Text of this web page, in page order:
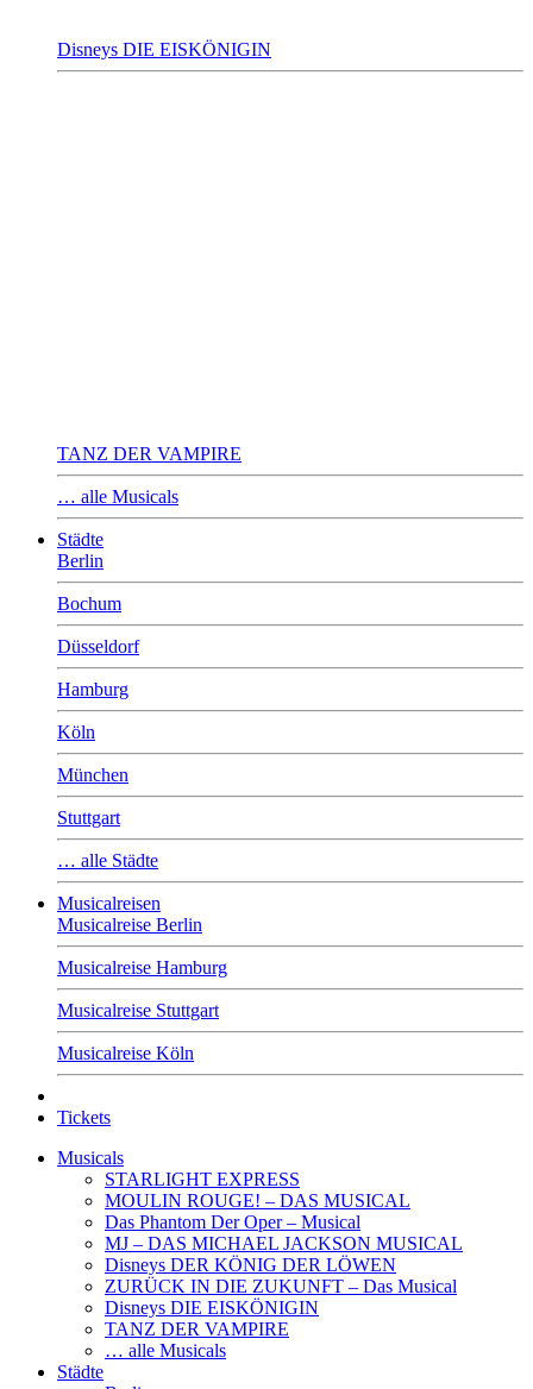
Disneys DIE EISKÖNIGIN
TANZ DER VAMPIRE
… alle Musicals
Städte
Berlin
Bochum
Düsseldorf
Hamburg
Köln
München
Stuttgart
… alle Städte
Musicalreisen
Musicalreise Berlin
Musicalreise Hamburg
Musicalreise Stuttgart
Musicalreise Köln
Tickets
Musicals
STARLIGHT EXPRESS
MOULIN ROUGE! – DAS MUSICAL
Das Phantom Der Oper – Musical
MJ – DAS MICHAEL JACKSON MUSICAL
Disneys DER KÖNIG DER LÖWEN
ZURÜCK IN DIE ZUKUNFT – Das Musical
Disneys DIE EISKÖNIGIN
TANZ DER VAMPIRE
… alle Musicals
Städte